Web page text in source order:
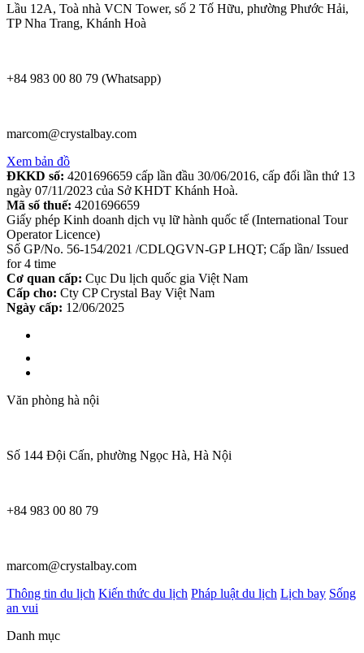
Lầu 12A, Toà nhà VCN Tower, số 2 Tố Hữu, phường Phước Hải,
TP Nha Trang, Khánh Hoà
+84 983 00 80 79 (Whatsapp)
marcom@crystalbay.com
Xem bản đồ
ĐKKD số: 4201696659 cấp lần đầu 30/06/2016, cấp đổi lần thứ 13
ngày 07/11/2023 của Sở KHDT Khánh Hoà.
Mã số thuế: 4201696659
Giấy phép Kinh doanh dịch vụ lữ hành quốc tế (International Tour
Operator Licence)
Số GP/No. 56-154/2021 /CDLQGVN-GP LHQT; Cấp lần/ Issued
for 4 time
Cơ quan cấp: Cục Du lịch quốc gia Việt Nam
Cấp cho: Cty CP Crystal Bay Việt Nam
Ngày cấp: 12/06/2025
Văn phòng hà nội
Số 144 Đội Cấn, phường Ngọc Hà, Hà Nội
+84 983 00 80 79
marcom@crystalbay.com
Thông tin du lịch Kiến thức du lịch Pháp luật du lịch Lịch bay Sống
an vui
Danh mục